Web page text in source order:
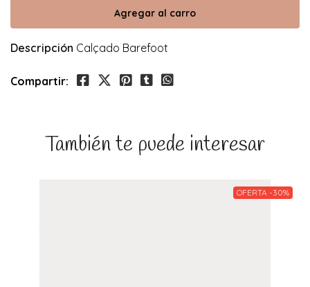
Descripción Calçado Barefoot
Compartir:
También te puede interesar
OFERTA -30%